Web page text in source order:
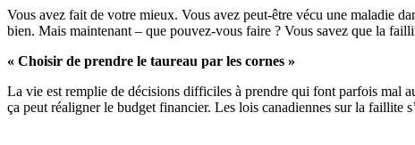
Vous avez fait de votre mieux. Vous avez peut-être vécu une maladie
bien. Mais maintenant – que pouvez-vous faire ? Vous savez que la
« Choisir de prendre le taureau par les cornes »
La vie est remplie de décisions difficiles à prendre qui font parfois mal
ça peut réaligner le budget financier. Les lois canadiennes sur la faillite